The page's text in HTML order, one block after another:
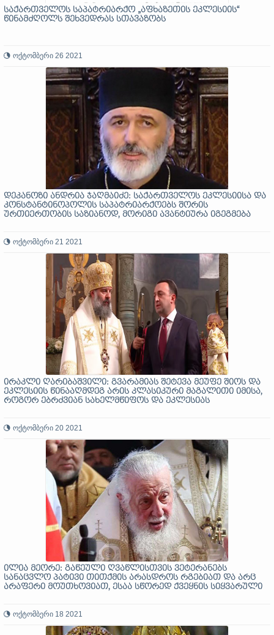
საქართველოს საპატრიარქო „აფხაზეთის ეკლესიის“
წინამძღოლს შეხვედრას სთავაზობს
ოქტომბერი 26 2021
დეკანოზი ანდრია ჯაღმაიძე: საქართველოს ეკლესიისა და
კონსტანტინოპოლის საპატრიარქოებს შორის
ურთიერთობის საზიანოდ, მორიგი ავანტიურა იგეგმება
ოქტომბერი 21 2021
ირაკლი ღარიბაშვილი: გვარამიას შეტევა მეუფე შიოს და
ეკლესიის წინააღმდეგ არის კლასიკური მაგალითი იმისა,
როგორ ებრძვიან სახელმწიფოს და ეკლესიას
ოქტომბერი 20 2021
ილია მეორე: გაწეული ღვაწლისთვის ვეტერანებს
სანაცვლო პატივი თითქმის არასდროს რგებიათ და არც
არაფერი მოუთხოვიათ, ესაა სწორედ ქვეყნის სიყვარული
ოქტომბერი 18 2021